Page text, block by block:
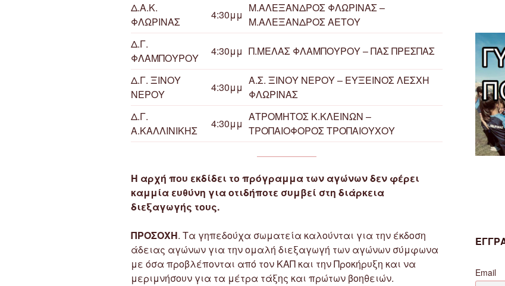
Δ.Α.Κ.
ΦΛΩΡΙΝΑΣ
4:30μμ
Μ.ΑΛΕΞΑΝΔΡΟΣ ΦΛΩΡΙΝΑΣ –
Μ.ΑΛΕΞΑΝΔΡΟΣ ΑΕΤΟΥ
Δ.Γ.
ΦΛΑΜΠΟΥΡΟΥ
4:30μμ Π.ΜΕΛΑΣ ΦΛΑΜΠΟΥΡΟΥ – ΠΑΣ ΠΡΕΣΠΑΣ
Δ.Γ. ΞΙΝΟΥ
ΝΕΡΟΥ
4:30μμ
Α.Σ. ΞΙΝΟΥ ΝΕΡΟΥ – ΕΥΞΕΙΝΟΣ ΛΕΣΧΗ
ΦΛΩΡΙΝΑΣ
Δ.Γ.
Α.ΚΑΛΛΙΝΙΚΗΣ
4:30μμ
ΑΤΡΟΜΗΤΟΣ Κ.ΚΛΕΙΝΩΝ –
ΤΡΟΠΑΙΟΦΟΡΟΣ ΤΡΟΠΑΙΟΥΧΟΥ
Η αρχή που εκδίδει το πρόγραμμα των αγώνων δεν φέρει
καμμία ευθύνη για οτιδήποτε συμβεί στη διάρκεια
διεξαγωγής τους.
ΠΡΟΣΟΧΗ. Τα γηπεδούχα σωματεία καλούνται για την έκδοση
άδειας αγώνων για την ομαλή διεξαγωγή των αγώνων σύμφωνα
με όσα προβλέπονται από τον ΚΑΠ και την Προκήρυξη και να
μεριμνήσουν για τα μέτρα τάξης και πρώτων βοηθειών.
Email